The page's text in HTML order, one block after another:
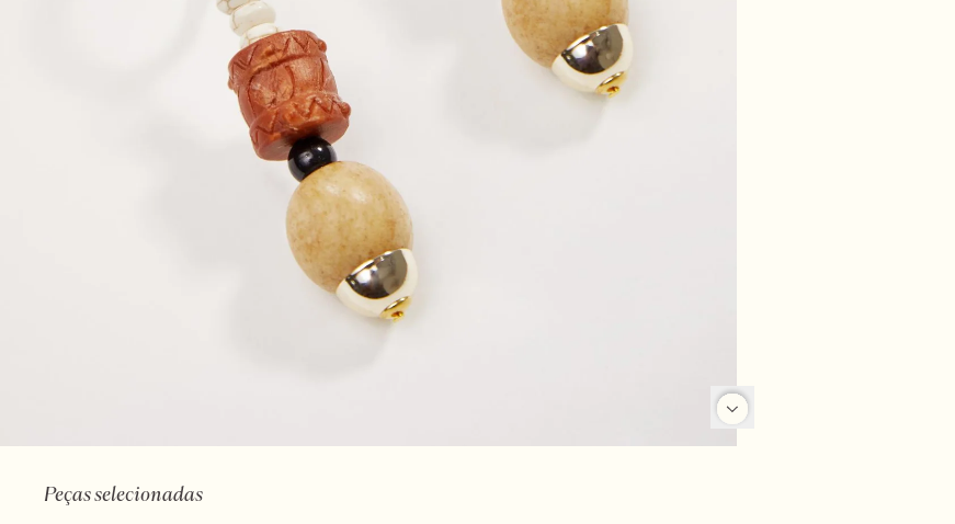
Peças selecionadas